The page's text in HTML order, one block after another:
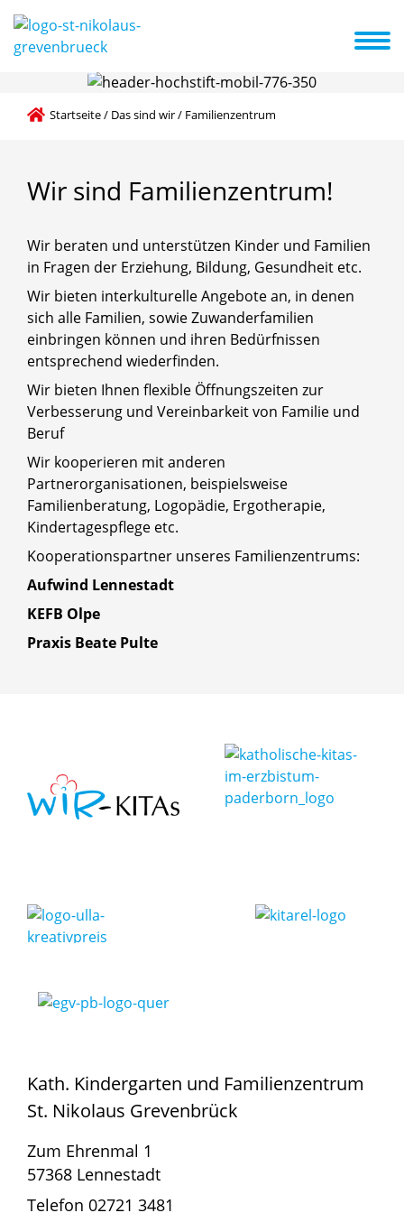
Das sind wir Aktuelles
Startseite/ Das sind wir/ Familienzentrum
Wir sind Familienzentrum!
Wir beraten und unterstützen Kinder und Familien
in Fragen der Erziehung, Bildung, Gesundheit etc.
Wir bieten interkulturelle Angebote an, in denen
sich alle Familien, sowie Zuwanderfamilien
einbringen können und ihren Bedürfnissen
entsprechend wiederfinden.
Wir bieten Ihnen flexible Öffnungszeiten zur
Verbesserung und Vereinbarkeit von Familie und
Beruf
Wir kooperieren mit anderen
Partnerorganisationen, beispielsweise
Familienberatung, Logopädie, Ergotherapie,
Kindertagespflege etc.
Kooperationspartner unseres Familienzentrums:
Aufwind Lennestadt
KEFB Olpe
Praxis Beate Pulte
Kath. Kindergarten und Familienzentrum
St. Nikolaus Grevenbrück
Zum Ehrenmal 1
57368 Lennestadt
Telefon 02721 3481